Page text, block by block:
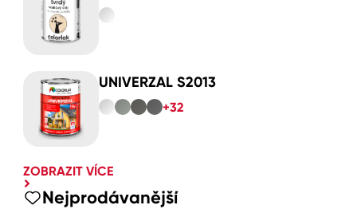
UNIVERZAL S2013
+32
ZOBRAZIT VÍCE
Nejprodávanější